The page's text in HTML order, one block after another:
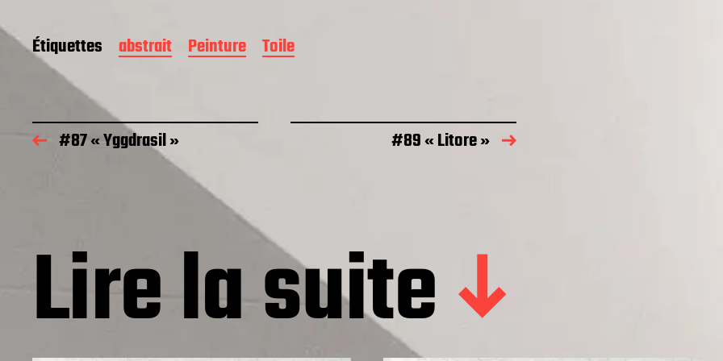
Étiquettes abstrait Peinture Toile
#87 « Yggdrasil » #89 « Litore »
Lire la suite